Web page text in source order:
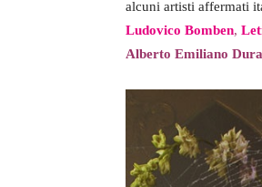
alcuni artisti affermati
Ludovico Bomben,
Alberto Emiliano